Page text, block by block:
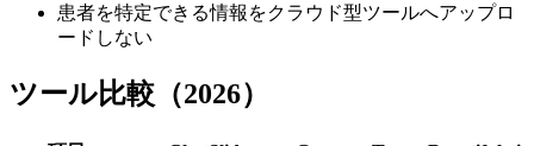
患者を特定できる情報をクラウド型ツールへアップロ
ードしない
ツール比較（2026）